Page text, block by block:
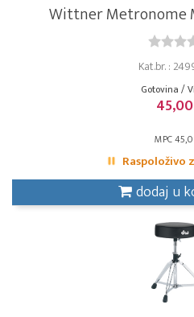
Wittner Metronome
Kat.br. :
Gotovina /
MPC
Raspoloživo
dodaj u